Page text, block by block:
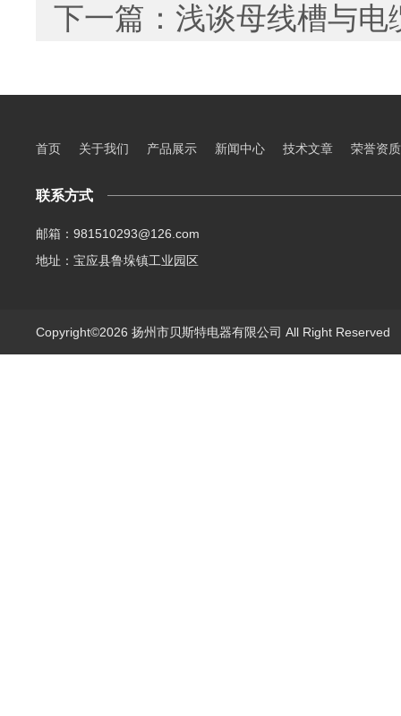
下一篇： 浅谈母线槽与电
首页 关于我们 产品展示 新闻中心 技术文章 荣誉资质
联系方式
邮箱：981510293@126.com
地址：宝应县鲁垛镇工业园区
Copyright©2026 扬州市贝斯特电器有限公司 All Right